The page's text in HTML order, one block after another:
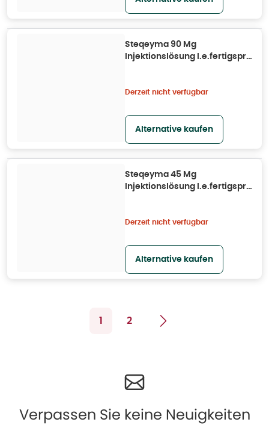
Steqeyma 90 Mg
Injektionslösung I.e.fertigspr.
Derzeit nicht verfügbar
Alternative kaufen
Steqeyma 45 Mg
Injektionslösung I.e.fertigspr.
Derzeit nicht verfügbar
Alternative kaufen
1 2
Verpassen Sie keine Neuigkeiten